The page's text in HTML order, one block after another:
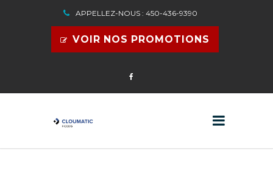
APPELLEZ-NOUS : 450-436-9390
VOIR NOS PROMOTIONS